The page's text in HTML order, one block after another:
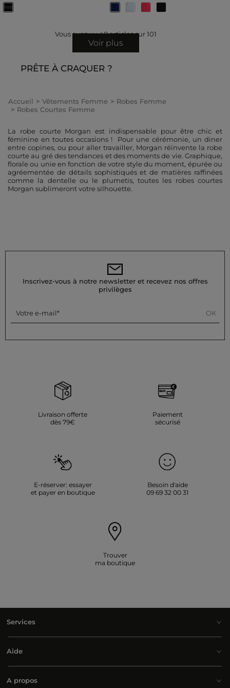
Vous avez vu48articles sur101
Voir plus
PRÊTE À CRAQUER ?
Accueil Vêtements Femme
Robes Femme
Robes Courtes Femme
La robe courte Morgan est indispensable pour être chic et
féminine en toutes occasions ! Pour une cérémonie, un diner
entre copines, ou pour aller travailler, Morgan réinvente la robe
courte au gré des tendances et des moments de vie. Graphique,
florale ou unie en fonction de votre style du moment, épurée ou
agréementée de détails sophistiqués et de matières raffinées
comme la dentelle ou le plumetis, toutes les robes courtes
Morgan sublimeront votre silhouette.
Inscrivez-vous à notre newsletter et recevez nos offres
privilèges
Votre e-mail OK
Livraison offerte
dès 79€
Paiement
sécurisé
E-réserver: essayer
et payer en boutique
Besoin d'aide
09 69 32 00 31
Trouver
ma boutique
Services
Aide
A propos